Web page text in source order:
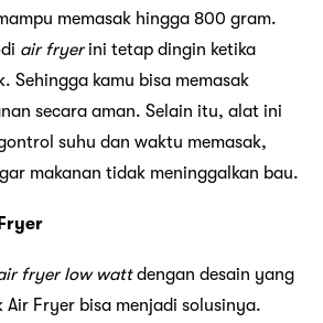
memasak hingga 800 gram.
air fryerini tetap dingin ketika
Sehingga kamu bisa memasak
secara aman. Selain itu, alat ini
suhu dan waktu memasak,
makanan tidak meninggalkan bau.
fryer low wattdengan desain yang
Air Fryer bisa menjadi solusinya.